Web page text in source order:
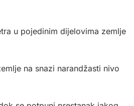
u pojedinim dijelovima zemlje
na snazi narandžasti nivo